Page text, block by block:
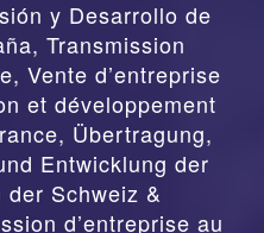
y Desarrollo de
,Transmission
Vente d’entreprise
et développement
, Übertragung,
Entwicklung der
der Schweiz &
d’entreprise au